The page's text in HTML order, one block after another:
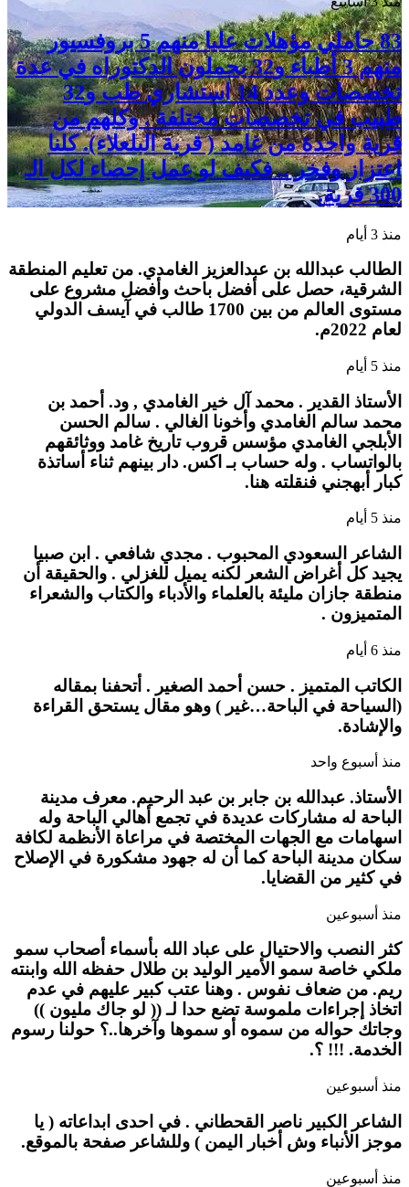
83 حاملي مؤهلات عليا منهم 5 بروفسيور
منهم 3 أطباء و32 يحملون الدكتوراه في عدة
تخصصات وعدد 14 استشاري طب و32
طبيب في تخصصات مختلفة . وكلهم من
قرية واحدة من غامد ( قرية البلعلاء). كلنا
اعتزاز وفخر .. فكيف لو عمل إحصاء لكل الـ
300 قرية.
منذ 3 أيام
الطالب عبدالله بن عبدالعزيز الغامدي. من تعليم المنطقة
الشرقية، حصل على أفضل باحث وأفضل مشروع على
مستوى العالم من بين 1700 طالب في آيسف الدولي
لعام 2022م.
منذ 5 أيام
الأستاذ القدير . محمد آل خير الغامدي , ود. أحمد بن
محمد سالم الغامدي وأخونا الغالي . سالم الحسن
الأبلجي الغامدي مؤسس قروب تاريخ غامد ووثائقهم
بالواتساب . وله حساب بـ اكس. دار بينهم ثناء أساتذة
كبار أبهجني فنقلته هنا.
منذ 5 أيام
الشاعر السعودي المحبوب . مجدي شافعي . ابن صبيا
يجيد كل أغراض الشعر لكنه يميل للغزلي . والحقيقة أن
منطقة جازان مليئة بالعلماء والأدباء والكتاب والشعراء
المتميزون .
منذ 6 أيام
الكاتب المتميز . حسن أحمد الصغير . أتحفنا بمقاله
(السياحة في الباحة…غير ) وهو مقال يستحق القراءة
والإشادة.
منذ أسبوع واحد
الأستاذ. عبدالله بن جابر بن عبد الرحيم. معرف مدينة
الباحة له مشاركات عديدة في تجمع أهالي الباحة وله
اسهامات مع الجهات المختصة في مراعاة الأنظمة لكافة
سكان مدينة الباحة كما أن له جهود مشكورة في الإصلاح
في كثير من القضايا.
منذ أسبوعين
كثر النصب والاحتيال على عباد الله بأسماء أصحاب سمو
ملكي خاصة سمو الأمير الوليد بن طلال حفظه الله وابنته
ريم. من ضعاف نفوس . وهنا عتب كبير عليهم في عدم
اتخاذ إجراءات ملموسة تضع حدا لـ (( لو جاك مليون ))
وجاتك حواله من سموه أو سموها وآخرها..؟ حولنا رسوم
الخدمة. !!! ؟.
منذ أسبوعين
الشاعر الكبير ناصر القحطاني . في احدى ابداعاته ( يا
موجز الأنباء وش أخبار اليمن ) وللشاعر صفحة بالموقع.
منذ أسبوعين